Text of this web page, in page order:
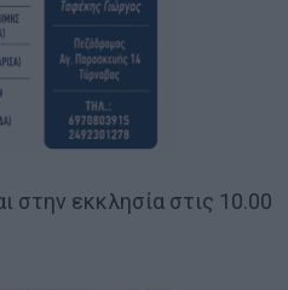
στην εκκλησία στις 10.00